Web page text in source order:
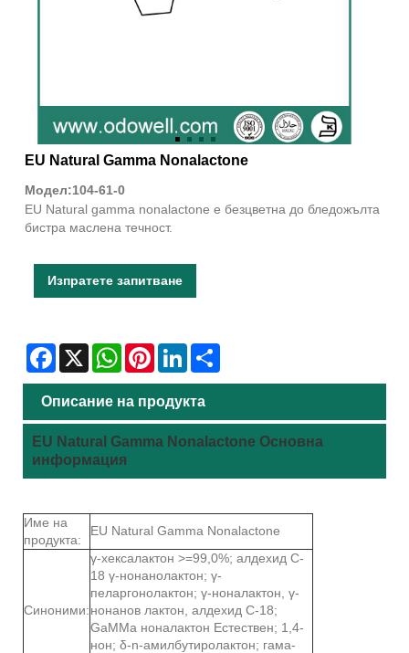
EU Natural Gamma Nonalactone
Модел:104-61-0
EU Natural gamma nonalactone е безцветна до бледожълта
бистра маслена течност.
Изпратете запитване
Facebook
X WhatsAppPinterestLinkedIn
Описание на продукта
EU Natural Gamma Nonalactone Основна
информация
Име на
продукта:
EU Natural Gamma Nonalactone
Синоними:
γ-хексалактон >=99,0%; алдехид C-
18 γ-нонанолактон; γ-
пеларгонолактон; γ-ноналактон, γ-
нонанов лактон, алдехид C-18;
GaMMa ноналактон Естествен; 1,4-
нон; δ-n-амилбутиролактон; гама-